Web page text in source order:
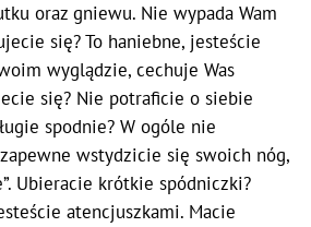
oraz gniewu. Nie wypada Wam
się? To haniebne, jesteście
wyglądzie, cechuje Was
się? Nie potraficie o siebie
spodnie? W ogóle nie
zapewne wstydzicie się swoich nóg,
Ubieracie krótkie spódniczki?
atencjuszkami. Macie